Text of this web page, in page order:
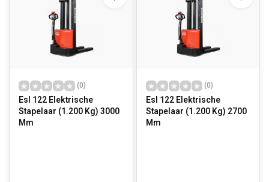
(0)
Esl 122 Elektrische
Stapelaar (1.200 Kg) 3000
Mm
(0)
Esl 122 Elektrische
Stapelaar (1.200 Kg) 2700
Mm